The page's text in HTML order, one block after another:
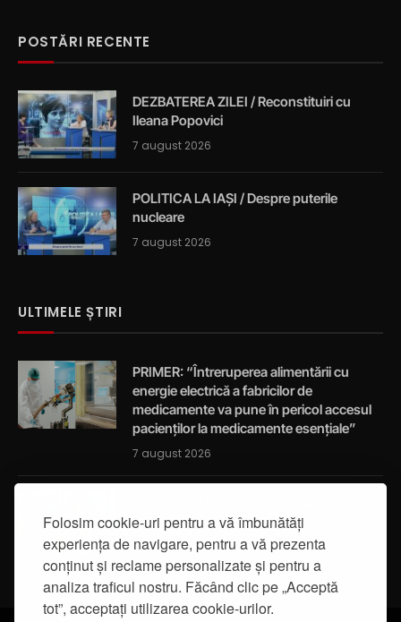
Folosim cookie-uri pentru a vă îmbunătăți
experiența de navigare, pentru a vă prezenta
conținut și reclame personalizate și pentru a
analiza traficul nostru. Făcând clic pe „Acceptă
tot”, acceptați utilizarea cookie-urilor.
POSTĂRI RECENTE
DEZBATEREA ZILEI / Reconstituiri cu
Ileana Popovici
7 august 2026
POLITICA LA IAȘI / Despre puterile
nucleare
7 august 2026
ULTIMELE ȘTIRI
PRIMER: “Întreruperea alimentării cu
energie electrică a fabricilor de
medicamente va pune în pericol accesul
pacienților la medicamente esențiale”
7 august 2026
integrității
7 august 2026